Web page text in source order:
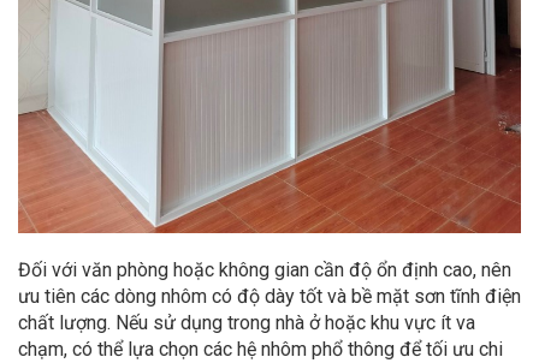
Đối với văn phòng hoặc không gian cần độ ổn định cao, nên
ưu tiên các dòng nhôm có độ dày tốt và bề mặt sơn tĩnh điện
chất lượng. Nếu sử dụng trong nhà ở hoặc khu vực ít va
chạm, có thể lựa chọn các hệ nhôm phổ thông để tối ưu chi